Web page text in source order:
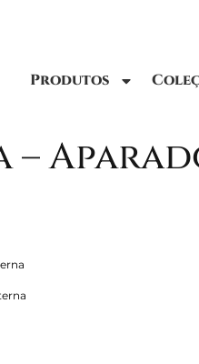
Produtos
–